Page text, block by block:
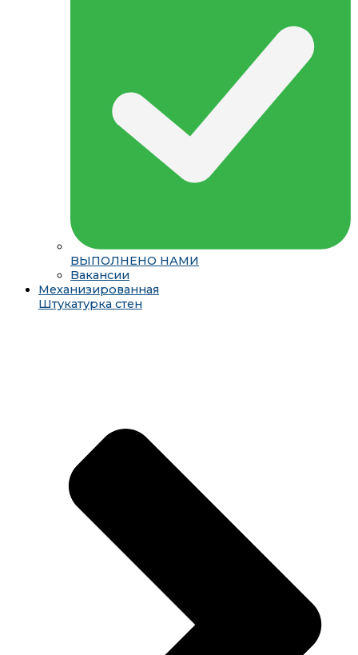
ВЫПОЛНЕНО НАМИ
Вакансии
Механизированная
Штукатурка стен